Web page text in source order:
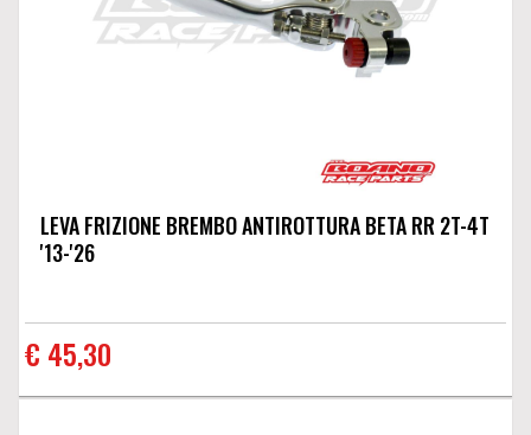
LEVA FRIZIONE BREMBO ANTIROTTURA BETA RR 2T-4T
'13-'26
€ 45,30